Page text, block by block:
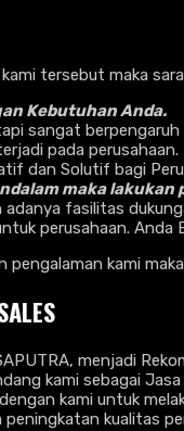
tersebut maka
Kebutuhan Anda.
sangat berpengaruh
pada
dan Solutif bagi
maka
fasilitas
perusahaan.
pengalaman kami
menjadi
kami sebagai
kami untuk
peningkatan kualitas